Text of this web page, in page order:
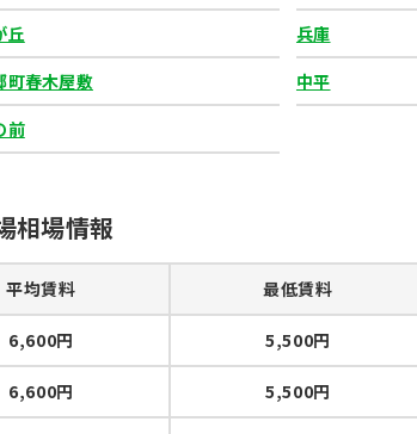
丘 兵庫
町春木屋敷 中平
前
相場情報
平均賃料 最低賃料
6,600円 5,500円
6,600円 5,500円